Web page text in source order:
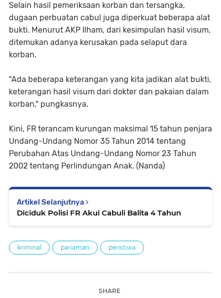
Selain hasil pemeriksaan korban dan tersangka,
dugaan perbuatan cabul juga diperkuat beberapa alat
bukti. Menurut AKP Ilham, dari kesimpulan hasil visum,
ditemukan adanya kerusakan pada selaput dara
korban.
"Ada beberapa keterangan yang kita jadikan alat bukti,
keterangan hasil visum dari dokter dan pakaian dalam
korban," pungkasnya.
Kini, FR terancam kurungan maksimal 15 tahun penjara
Undang-Undang Nomor 35 Tahun 2014 tentang
Perubahan Atas Undang-Undang Nomor 23 Tahun
2002 tentang Perlindungan Anak. (Nanda)
Artikel Selanjutnya
Diciduk Polisi FR Akui Cabuli Balita 4 Tahun
kriminal pariaman peristiwa
SHARE